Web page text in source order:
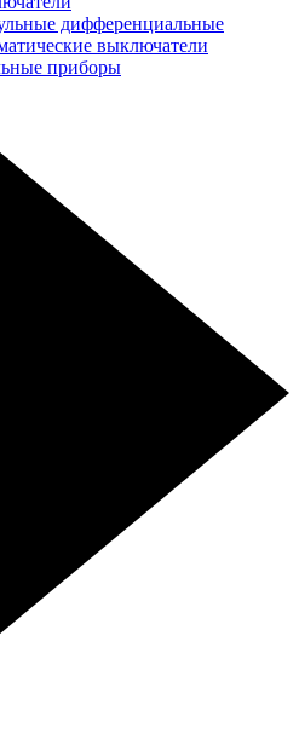
дифференциальные
выключатели
приборы